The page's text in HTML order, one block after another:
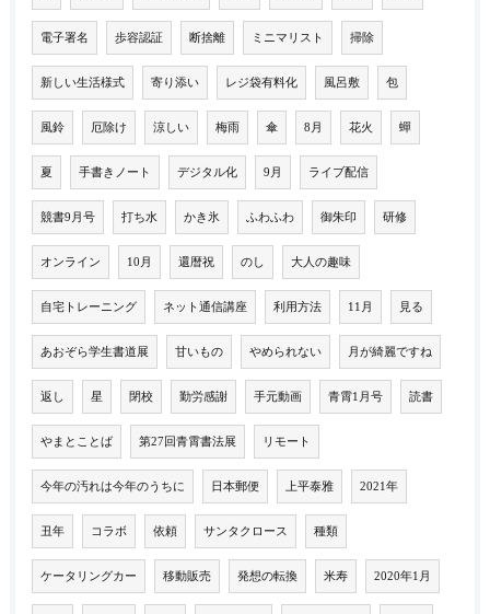
電子署名 歩容認証 断捨離 ミニマリスト 掃除
新しい生活様式 寄り添い レジ袋有料化 風呂敷 包
風鈴 厄除け 涼しい 梅雨 傘 8月 花火 蟬
夏 手書きノート デジタル化 9月 ライブ配信
競書9月号 打ち水 かき氷 ふわふわ 御朱印 研修
オンライン 10月 還暦祝 のし 大人の趣味
自宅トレーニング ネット通信講座 利用方法 11月 見る
あおぞら学生書道展 甘いもの やめられない 月が綺麗ですね
返し 星 閉校 勤労感謝 手元動画 青霄1月号 読書
やまとことば 第27回青霄書法展 リモート
今年の汚れは今年のうちに 日本郵便 上平泰雅 2021年
丑年 コラボ 依頼 サンタクロース 種類
ケータリングカー 移動販売 発想の転換 米寿 2020年1月